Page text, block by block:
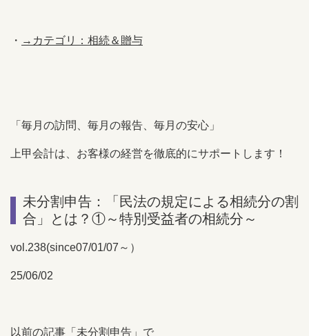
・ →カテゴリ：相続＆贈与
「毎月の訪問、毎月の報告、毎月の安心」
上甲会計は、お客様の経営を徹底的にサポートします！
未分割申告：「民法の規定による相続分の割
合」とは？①～特別受益者の相続分～
vol.238(since07/01/07～）
25/06/02
以前の記事「 未分割申告 」で